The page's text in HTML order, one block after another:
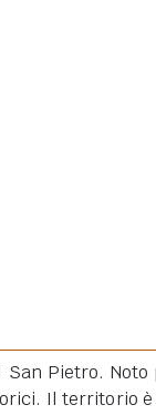
San Pietro.
Il territorio